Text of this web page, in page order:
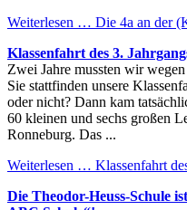
Weiterlesen … Die 4a an der
Klassenfahrt des 3.
Zwei Jahre mussten wir
Sie stattfinden unsere
oder nicht? Dann kam
60 kleinen und sechs großen
Ronneburg. Das ...
Weiterlesen … Klassenfahrt
Die Theodor-Heuss-Schule